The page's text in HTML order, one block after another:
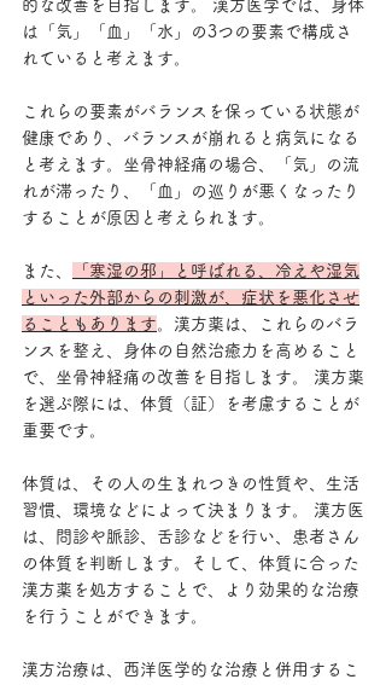
的な改善を目指します。 漢方医学では、身体
は「気」「血」「水」の3つの要素で構成さ
れていると考えます。
これらの要素がバランスを保っている状態が
健康であり、バランスが崩れると病気になる
と考えます。坐骨神経痛の場合、「気」の流
れが滞ったり、「血」の巡りが悪くなったり
することが原因と考えられます。
また、
「寒湿の邪」と呼ばれる、冷えや湿気
といった外部からの刺激が、症状を悪化させ
ることもあります 。漢方薬は、これらのバラ
ンスを整え、身体の自然治癒力を高めること
で、坐骨神経痛の改善を目指します。 漢方薬
を選ぶ際には、体質（証）を考慮することが
重要です。
体質は、その人の生まれつきの性質や、生活
習慣、環境などによって決まります。 漢方医
は、問診や脈診、舌診などを行い、患者さん
の体質を判断します。そして、体質に合った
漢方薬を処方することで、より効果的な治療
を行うことができます。
漢方治療は、西洋医学的な治療と併用するこ